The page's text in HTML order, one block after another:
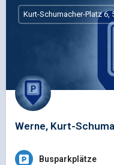
Werne, Kurt-
Kurt-Schumacher-Platz 6,
Busparkplätze